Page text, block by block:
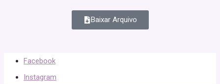
Baixar Arquivo
Facebook
Instagram